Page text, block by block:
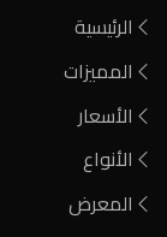
الرئيسية
المميزات
الأسعار
الأنواع
المعرض